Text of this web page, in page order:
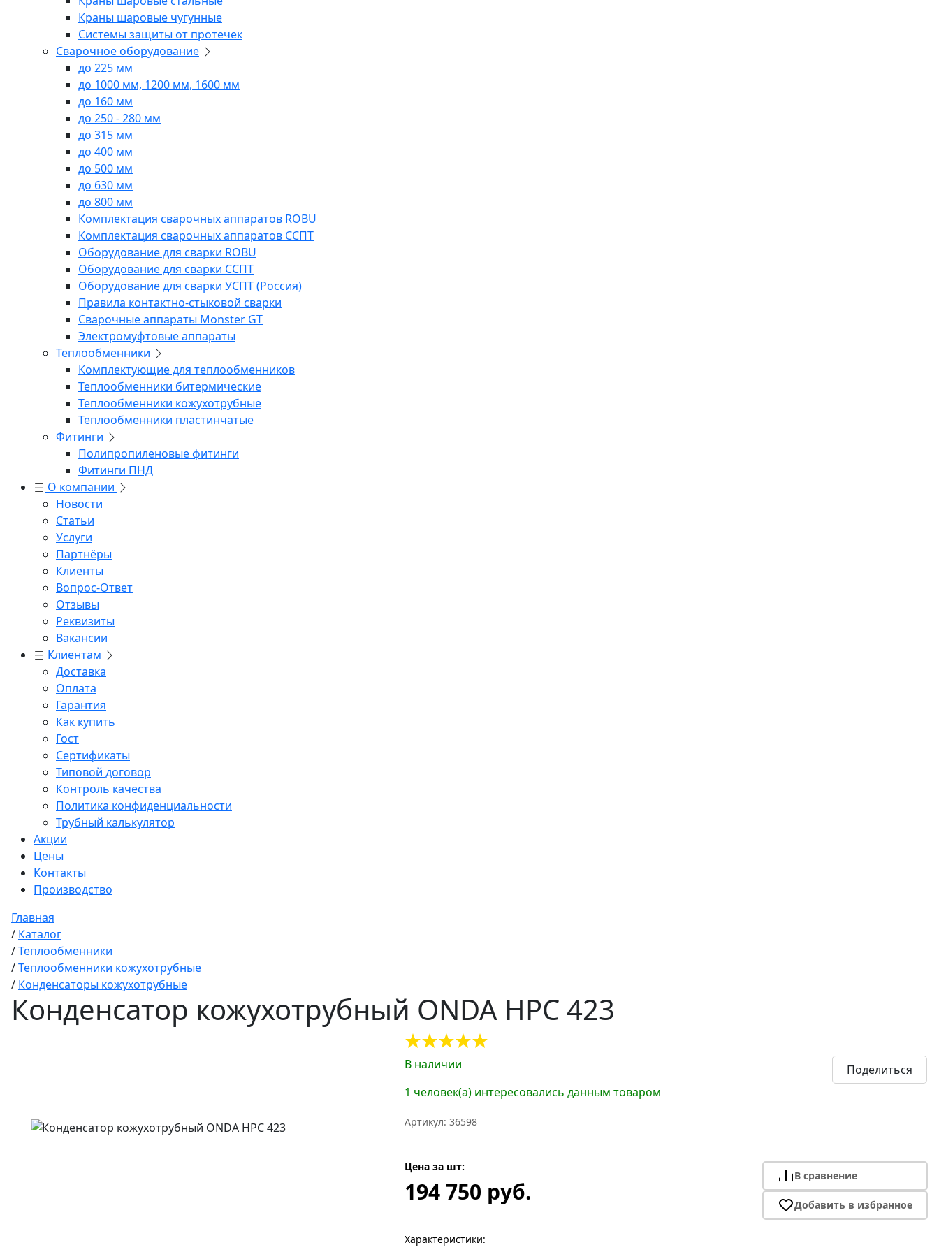
Краны шаровые чугунные
Системы защиты от протечек
Сварочное оборудование
до 225 мм
до 1000 мм, 1200 мм, 1600 мм
до 160 мм
до 250 - 280 мм
до 315 мм
до 400 мм
до 500 мм
до 630 мм
до 800 мм
Комплектация сварочных аппаратов ROBU
Комплектация сварочных аппаратов ССПТ
Оборудование для сварки ROBU
Оборудование для сварки ССПТ
Оборудование для сварки УСПТ (Россия)
Правила контактно-стыковой сварки
Сварочные аппараты Monster GT
Электромуфтовые аппараты
Теплообменники
Комплектующие для теплообменников
Теплообменники битермические
Теплообменники кожухотрубные
Теплообменники пластинчатые
Фитинги
Полипропиленовые фитинги
Фитинги ПНД
О компании
Новости
Статьи
Услуги
Партнёры
Клиенты
Вопрос-Ответ
Отзывы
Реквизиты
Вакансии
Клиентам
Доставка
Оплата
Гарантия
Как купить
Гост
Сертификаты
Типовой договор
Контроль качества
Политика конфиденциальности
Трубный калькулятор
Акции
Цены
Контакты
Производство
Главная
/ Каталог
/Теплообменники
/Теплообменники кожухотрубные
/ Конденсаторы кожухотрубные
Конденсатор кожухотрубный ONDA HPC 423
В наличии
Поделиться
1 человек(а) интересовались данным товаром
Артикул: 36598
Цена за шт:
194 750 руб.
В сравнение
Добавить в избранное
Характеристики: